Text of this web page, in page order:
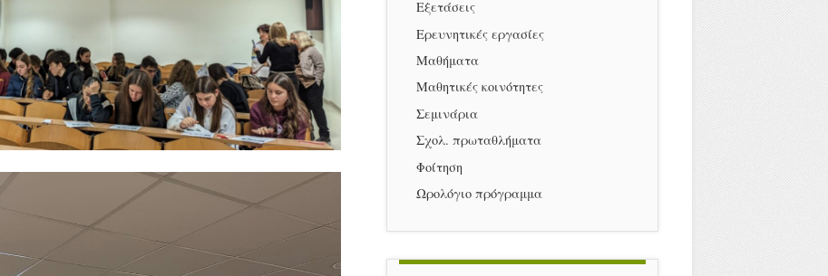
Εξετάσεις
Ερευνητικές εργασίες
Μαθήματα
Μαθητικές κοινότητες
Σεμινάρια
Σχολ. πρωταθλήματα
Φοίτηση
Ωρολόγιο πρόγραμμα